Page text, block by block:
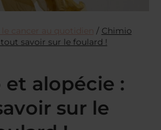
cancer au quotidien / Chimio
savoir sur le foulard !
et alopécie :
sur le